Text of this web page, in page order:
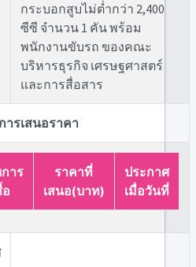
กระบอกสูบไม่ต่ำกว่า 2,400
ซีซี จำนวน 1 คัน พร้อม
พนักงานขับรถ ของคณะ
บริหารธุรกิจ เศรษฐศาสตร์
และการสื่อสาร
รเสนอราคา
าร
ราคาที่
เสนอ(บาท)
ประกาศ
เมื่อวันที่